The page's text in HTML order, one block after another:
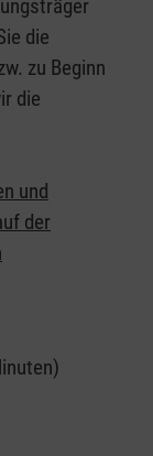
die
zu Beginn
die
und
der